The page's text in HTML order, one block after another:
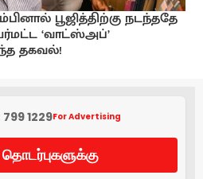
பூஜித்திற்கு நடந்ததே
‘வாட்ஸ்அப்’
தகவல்!
1229For Advertising